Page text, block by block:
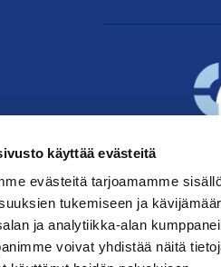
käyttää evästeitä
evästeitä tarjoamamme
tukemiseen ja
ja analytiikka-alan
voivat yhdistää näitä